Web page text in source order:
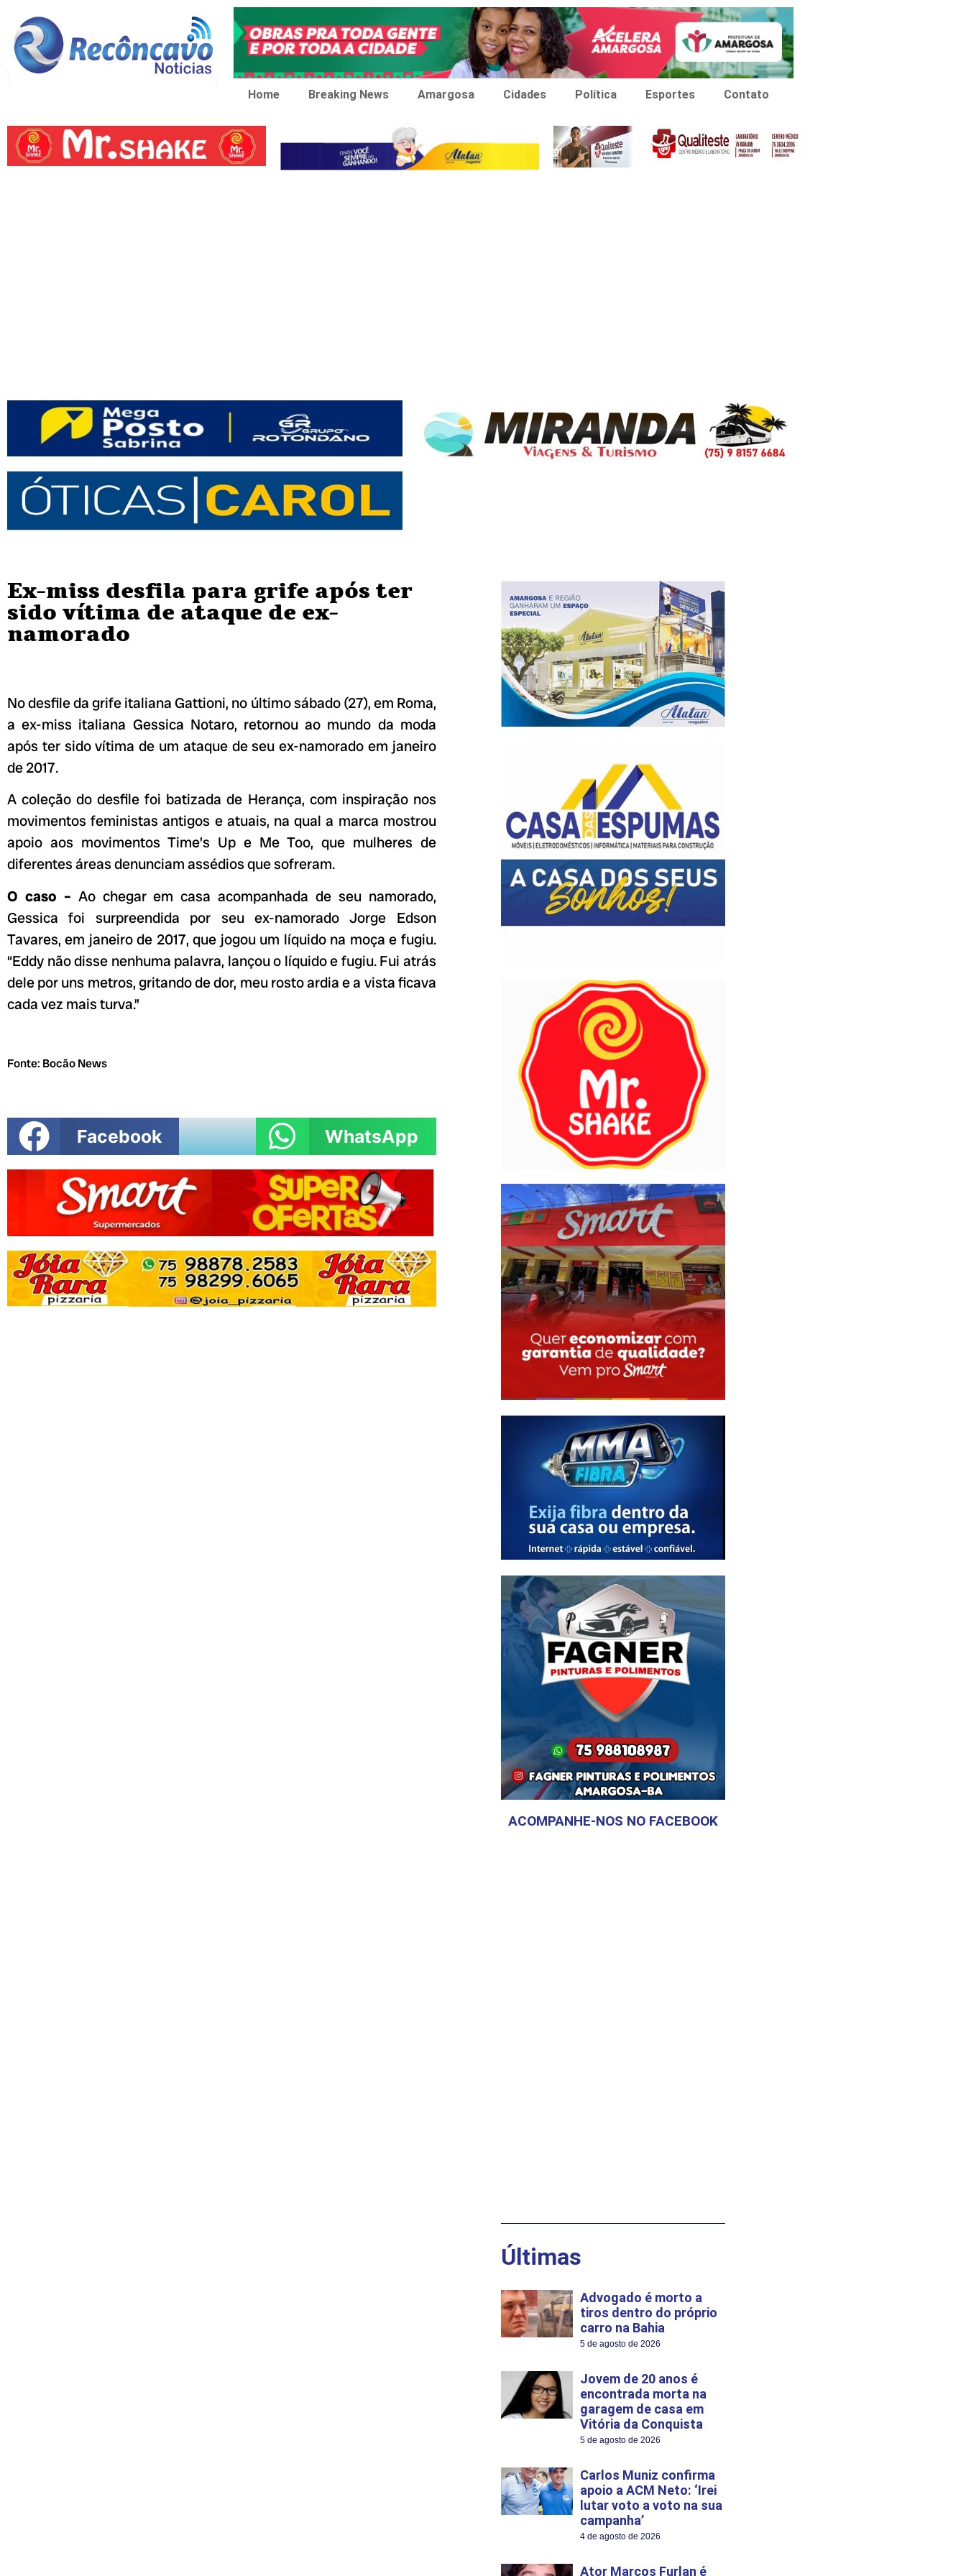
Home Breaking News Amargosa Cidades Política Esportes Contato
Ex-miss desfila para grife após ter
sido vítima de ataque de ex-
namorado
No desfile da grife italiana Gattioni, no último sábado (27), em Roma,
a ex-miss italiana Gessica Notaro, retornou ao mundo da moda
após ter sido vítima de um ataque de seu ex-namorado em janeiro
de 2017.
A coleção do desfile foi batizada de Herança, com inspiração nos
movimentos feministas antigos e atuais, na qual a marca mostrou
apoio aos movimentos Time’s Up e Me Too, que mulheres de
diferentes áreas denunciam assédios que sofreram.
O caso – Ao chegar em casa acompanhada de seu namorado,
Gessica foi surpreendida por seu ex-namorado Jorge Edson
Tavares, em janeiro de 2017, que jogou um líquido na moça e fugiu.
“Eddy não disse nenhuma palavra, lançou o líquido e fugiu. Fui atrás
dele por uns metros, gritando de dor, meu rosto ardia e a vista ficava
cada vez mais turva.”
Fonte: Bocão News
Facebook WhatsApp
ACOMPANHE-NOS NO FACEBOOK
Últimas
Advogado é morto a
tiros dentro do próprio
carro na Bahia
5 de agosto de 2026
Jovem de 20 anos é
encontrada morta na
garagem de casa em
Vitória da Conquista
5 de agosto de 2026
Carlos Muniz confirma
apoio a ACM Neto: ‘Irei
lutar voto a voto na sua
campanha’
4 de agosto de 2026
Ator Marcos Furlan é